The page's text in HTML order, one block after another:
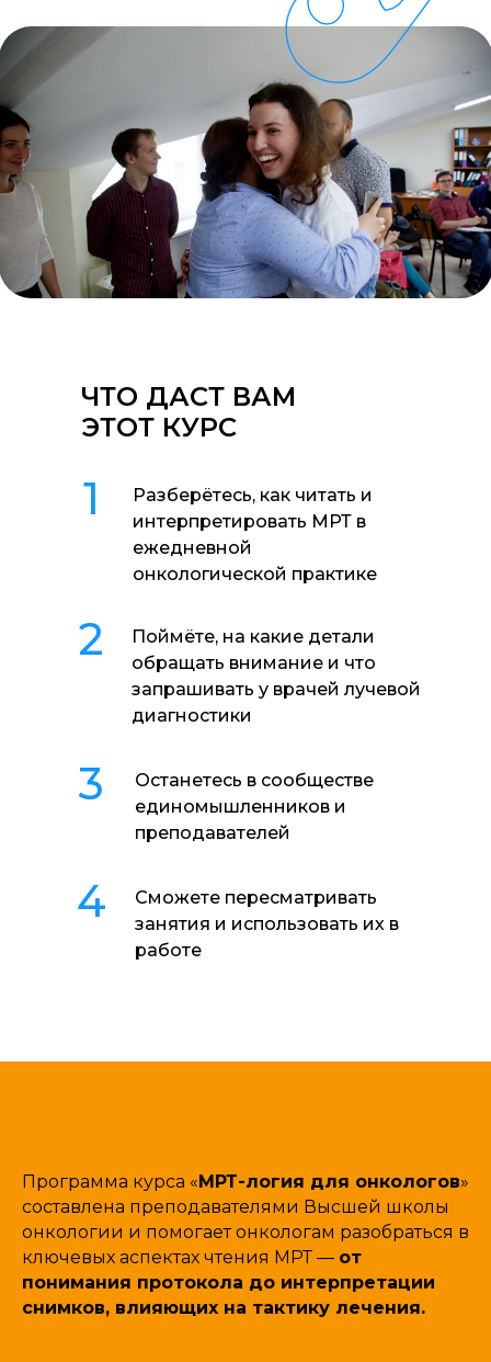
ЧТО ДАСТ ВАМ
ЭТОТ КУРС
1
Разберётесь, как читать и
интерпретировать МРТ в
ежедневной
онкологической практике
2
Поймёте, на какие детали
обращать внимание и что
запрашивать у врачей лучевой
диагностики
4
Сможете пересматривать
занятия и использовать их в
работе
3
Останетесь в сообществе
единомышленников и
преподавателей
Программа курса «МРТ-логия для онкологов»
составлена преподавателями Высшей школы
онкологии и помогает онкологам разобраться в
ключевых аспектах чтения МРТ — от
понимания протокола до интерпретации
снимков, влияющих на тактику лечения.